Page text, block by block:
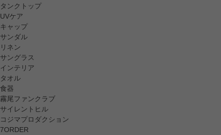
タンクトップ
UVケア
キャップ
サンダル
リネン
サングラス
インテリア
タオル
食器
霧尾ファンクラブ
サイレントヒル
コジマプロダクション
7ORDER